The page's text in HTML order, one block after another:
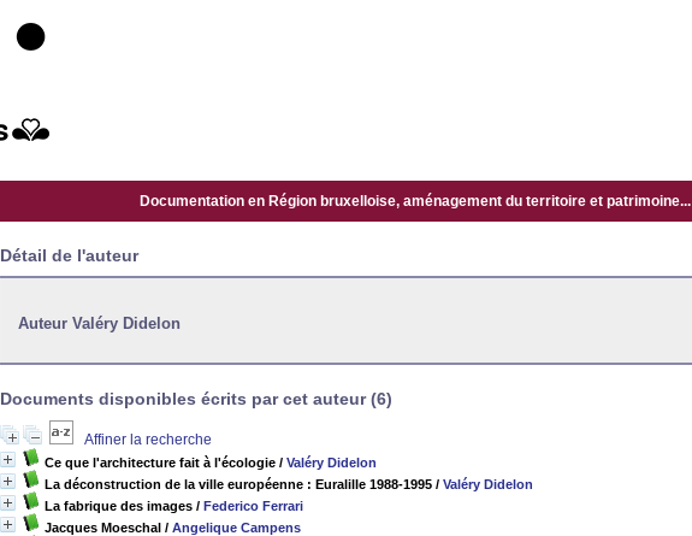
Documentation en Région bruxelloise, aménagement du territoire et patrimoine...
Détail de l'auteur
Auteur Valéry Didelon
Documents disponibles écrits par cet auteur (6)
Affiner la recherche
Ce que l'architecture fait à l'écologie / Valéry Didelon
La déconstruction de la ville européenne : Euralille 1988-1995 / Valéry Didelon
La fabrique des images / Federico Ferrari
Jacques Moeschal / Angelique Campens